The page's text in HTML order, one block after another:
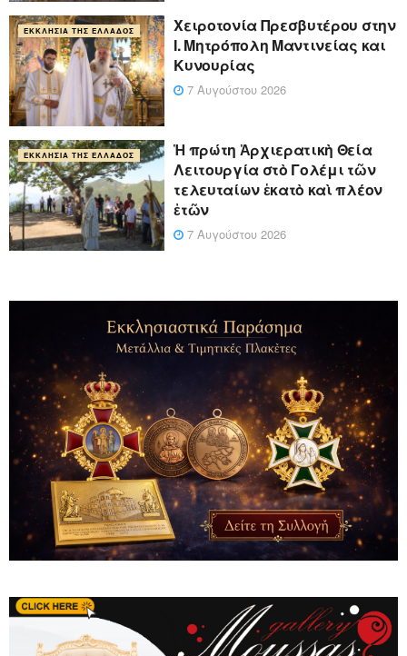
ΕΚΚΛΗΣΊΑ ΤΗΣ ΕΛΛΆΔΟΣ
Xειροτονία Πρεσβυτέρου στην
Ι. Μητρόπολη Μαντινείας και
Κυνουρίας
7 Αυγούστου 2026
ΕΚΚΛΗΣΊΑ ΤΗΣ ΕΛΛΆΔΟΣ
Ἡ πρώτη Ἀρχιερατικὴ Θεία
Λειτουργία στὸ Γολέμι τῶν
τελευταίων ἑκατὸ καὶ πλέον
ἐτῶν
7 Αυγούστου 2026